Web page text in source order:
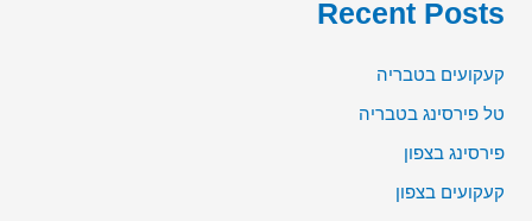
Recent Posts
קעקועים בטבריה
טל פירסינג בטבריה
פירסינג בצפון
קעקועים בצפון